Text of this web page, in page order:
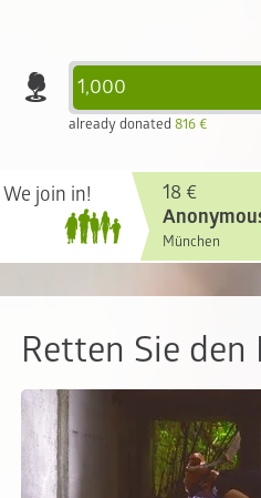
1,000
already donated816 €
We join in!
18 €
München
Retten Sie den